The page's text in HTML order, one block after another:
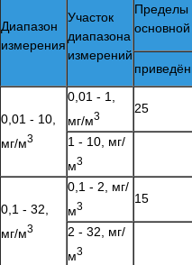
Диапазон
измерения
Участок
диапазона
измерений
Пределы
0,01 - 10,
мг/м3
0,01 - 1,
мг/м3
25
1 - 10, мг/
м3
0,1 - 32,
мг/м3
0,1 - 2, мг/
м3
15
2 - 32, мг/
м3